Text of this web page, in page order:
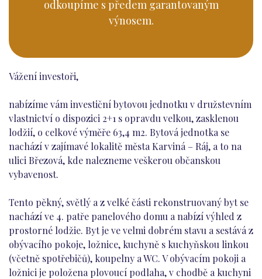
odkoupíme s předem garantovaným
výnosem.
Vážení investoři,
nabízíme vám investiční bytovou jednotku v družstevním
vlastnictví o dispozici 2+1 s opravdu velkou, zasklenou
lodžií, o celkové výměře 63,4 m2. Bytová jednotka se
nachází v zajímavé lokalitě města Karviná – Ráj, a to na
ulici Březová, kde nalezneme veškerou občanskou
vybavenost.
Tento pěkný, světlý a z velké části rekonstruovaný byt se
nachází ve 4. patře panelového domu a nabízí výhled z
prostorné lodžie. Byt je ve velmi dobrém stavu a sestává z
obývacího pokoje, ložnice, kuchyně s kuchyňskou linkou
(včetně spotřebičů), koupelny a WC. V obývacím pokoji a
ložnici je položena plovoucí podlaha, v chodbě a kuchyni